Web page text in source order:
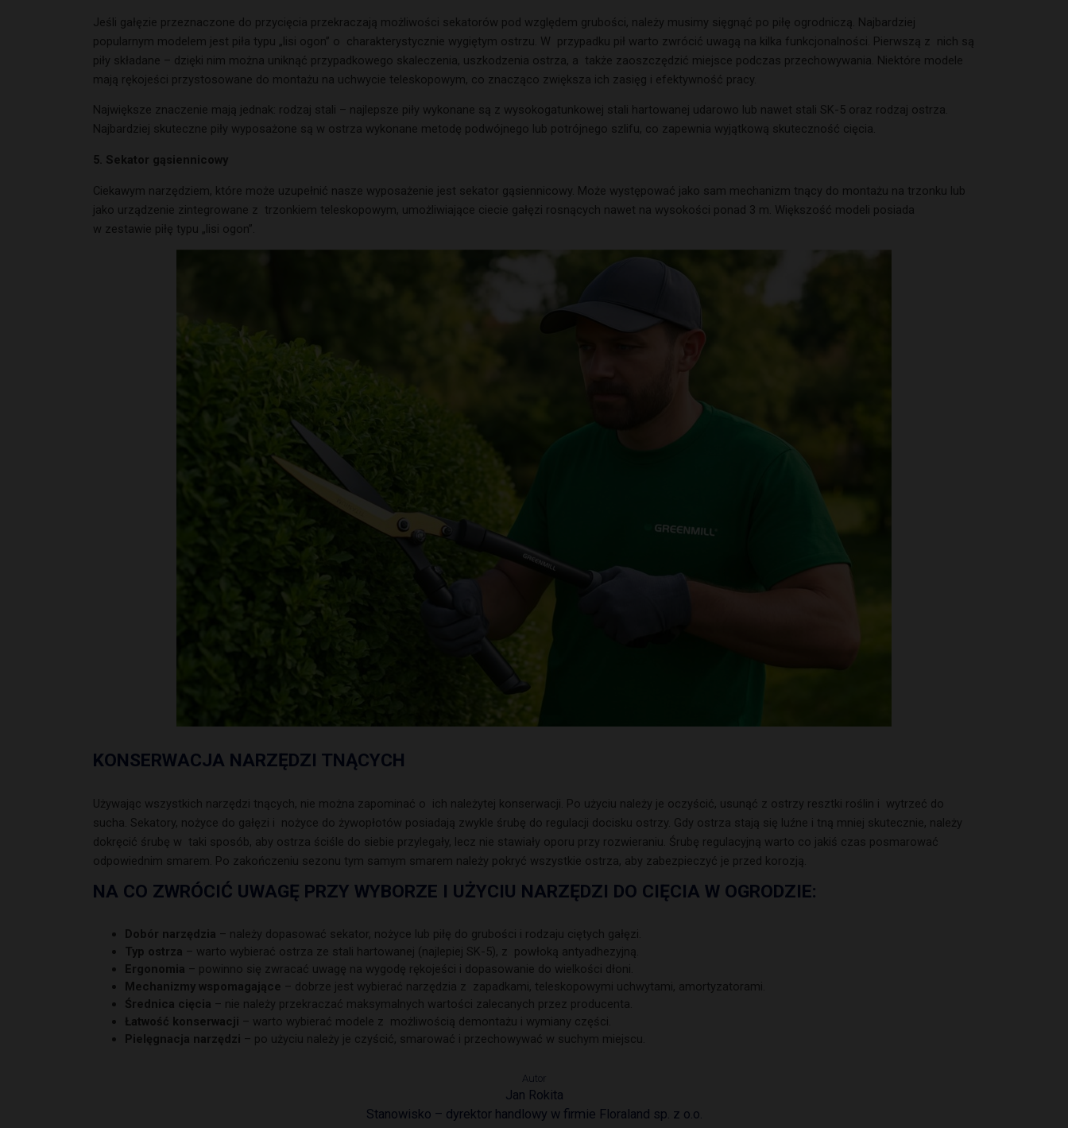
Jeśli gałęzie przeznaczone do przycięcia przekraczają możliwości sekatorów pod względem grubości, należy musimy sięgnąć po piłę ogrodniczą. Najbardziej
popularnym modelem jest piła typu „lisi ogon” o charakterystycznie wygiętym ostrzu. W przypadku pił warto zwrócić uwagą na kilka funkcjonalności. Pierwszą z nich są
piły składane – dzięki nim można uniknąć przypadkowego skaleczenia, uszkodzenia ostrza, a także zaoszczędzić miejsce podczas przechowywania. Niektóre modele
mają rękojeści przystosowane do montażu na uchwycie teleskopowym, co znacząco zwiększa ich zasięg i efektywność pracy.
Największe znaczenie mają jednak: rodzaj stali – najlepsze piły wykonane są z wysokogatunkowej stali hartowanej udarowo lub nawet stali SK-5 oraz rodzaj ostrza.
Najbardziej skuteczne piły wyposażone są w ostrza wykonane metodę podwójnego lub potrójnego szlifu, co zapewnia wyjątkową skuteczność cięcia.
5. Sekator gąsiennicowy
Ciekawym narzędziem, które może uzupełnić nasze wyposażenie jest sekator gąsiennicowy. Może występować jako sam mechanizm tnący do montażu na trzonku lub
jako urządzenie zintegrowane z trzonkiem teleskopowym, umożliwiające ciecie gałęzi rosnących nawet na wysokości ponad 3 m. Większość modeli posiada
w zestawie piłę typu „lisi ogon”.
KONSERWACJA NARZĘDZI TNĄCYCH
Używając wszystkich narzędzi tnących, nie można zapominać o ich należytej konserwacji. Po użyciu należy je oczyścić, usunąć z ostrzy resztki roślin i wytrzeć do
sucha. Sekatory, nożyce do gałęzi i nożyce do żywopłotów posiadają zwykle śrubę do regulacji docisku ostrzy. Gdy ostrza stają się luźne i tną mniej skutecznie, należy
dokręcić śrubę w taki sposób, aby ostrza ściśle do siebie przylegały, lecz nie stawiały oporu przy rozwieraniu. Śrubę regulacyjną warto co jakiś czas posmarować
odpowiednim smarem. Po zakończeniu sezonu tym samym smarem należy pokryć wszystkie ostrza, aby zabezpieczyć je przed korozją.
NA CO ZWRÓCIĆ UWAGĘ PRZY WYBORZE I UŻYCIU NARZĘDZI DO CIĘCIA W OGRODZIE:
Dobór narzędzia – należy dopasować sekator, nożyce lub piłę do grubości i rodzaju ciętych gałęzi.
Typ ostrza – warto wybierać ostrza ze stali hartowanej (najlepiej SK-5), z powłoką antyadhezyjną.
Ergonomia – powinno się zwracać uwagę na wygodę rękojeści i dopasowanie do wielkości dłoni.
Mechanizmy wspomagające – dobrze jest wybierać narzędzia z zapadkami, teleskopowymi uchwytami, amortyzatorami.
Średnica cięcia – nie należy przekraczać maksymalnych wartości zalecanych przez producenta.
Łatwość konserwacji – warto wybierać modele z możliwością demontażu i wymiany części.
Pielęgnacja narzędzi – po użyciu należy je czyścić, smarować i przechowywać w suchym miejscu.
Autor
Jan Rokita
Stanowisko – dyrektor handlowy w firmie Floraland sp. z o.o.